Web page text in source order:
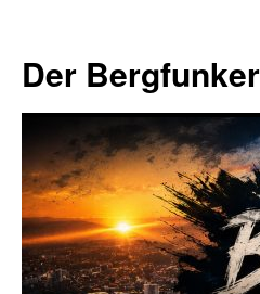
springen
Der Bergfunker